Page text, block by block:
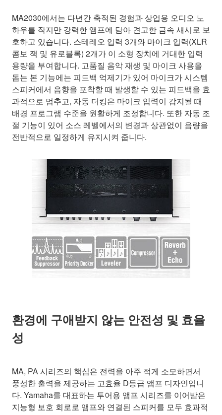
MA2030에서는 다년간 축적된 경험과 상업용 오디오 노
하우를 작지만 강력한 앰프에 담아 견고한 금속 섀시로 보
호하고 있습니다. 스테레오 입력 3개와 마이크 입력(XLR
콤보 잭 및 유로블록) 2개가 이 소형 장치에 거대한 입력
용량을 부여합니다. 고품질 음악 재생 및 마이크 사용을
돕는 본 기능에는 피드백 억제기가 있어 마이크가 시스템
스피커에서 음향을 포착할 때 발생할 수 있는 피드백을 효
과적으로 멈추고, 자동 더킹은 마이크 입력이 감지될 때
배경 프로그램 수준을 원활하게 조정합니다. 또한 자동 조
절 기능이 있어 소스 레벨에서의 변경과 상관없이 음량을
전반적으로 일정하게 유지시켜 줍니다.
환경에 구애받지 않는 안전성 및 효율
성
MA, PA 시리즈의 핵심은 전력을 아주 적게 소모하면서
풍성한 출력을 제공하는 고효율 D등급 앰프 디자인입니
다. Yamaha를 대표하는 투어용 앰프 시리즈를 이어받은
지능형 보호 회로로 앰프와 연결된 스피커를 모두 효과적